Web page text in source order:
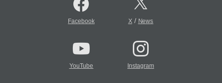
Facebook X/ News
YouTube Instagram